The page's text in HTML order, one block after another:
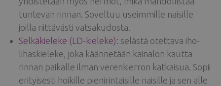
tuntevan rinnan. Soveltuu useimmille naisille
joilla riittävästi vatsakudosta.
Selkäkieleke (LD-kieleke): selästä otettava iho-
lihaskieleke, joka käännetään kainalon kautta
rinnan paikalle ilman verenkierron katkaisua. Sopii
erityisesti hoikille pienirintaisille naisille ja sen alle